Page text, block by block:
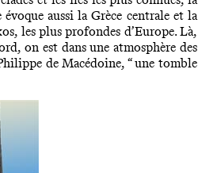
aussi la Grèce centrale et la
les plus profondes d’Europe. Là,
on est dans une atmosphère des
de Macédoine, “ une tomble